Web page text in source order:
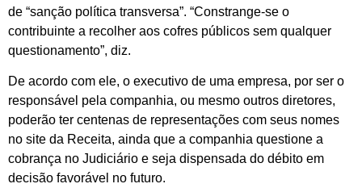
de “sanção política transversa”. “Constrange-se o
contribuinte a recolher aos cofres públicos sem qualquer
questionamento”, diz.
De acordo com ele, o executivo de uma empresa, por ser o
responsável pela companhia, ou mesmo outros diretores,
poderão ter centenas de representações com seus nomes
no site da Receita, ainda que a companhia questione a
cobrança no Judiciário e seja dispensada do débito em
decisão favorável no futuro.